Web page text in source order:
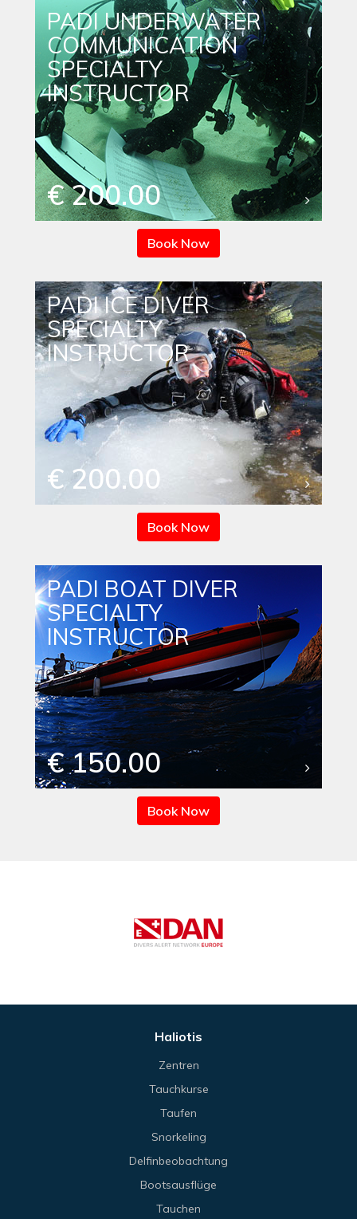
PADI UNDERWATER
COMMUNICATION
SPECIALTY
INSTRUCTOR
€ 200.00
Book Now
PADI ICE DIVER
SPECIALTY
INSTRUCTOR
€ 200.00
Book Now
PADI BOAT DIVER
SPECIALTY
INSTRUCTOR
€ 150.00
Book Now
Haliotis
Zentren
Tauchkurse
Taufen
Snorkeling
Delfinbeobachtung
Bootsausflüge
Tauchen